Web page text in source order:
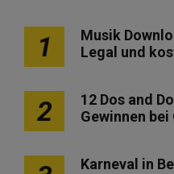
1
Musik
Legal und
2
12 Dos and
Gewinnen
Karneval in